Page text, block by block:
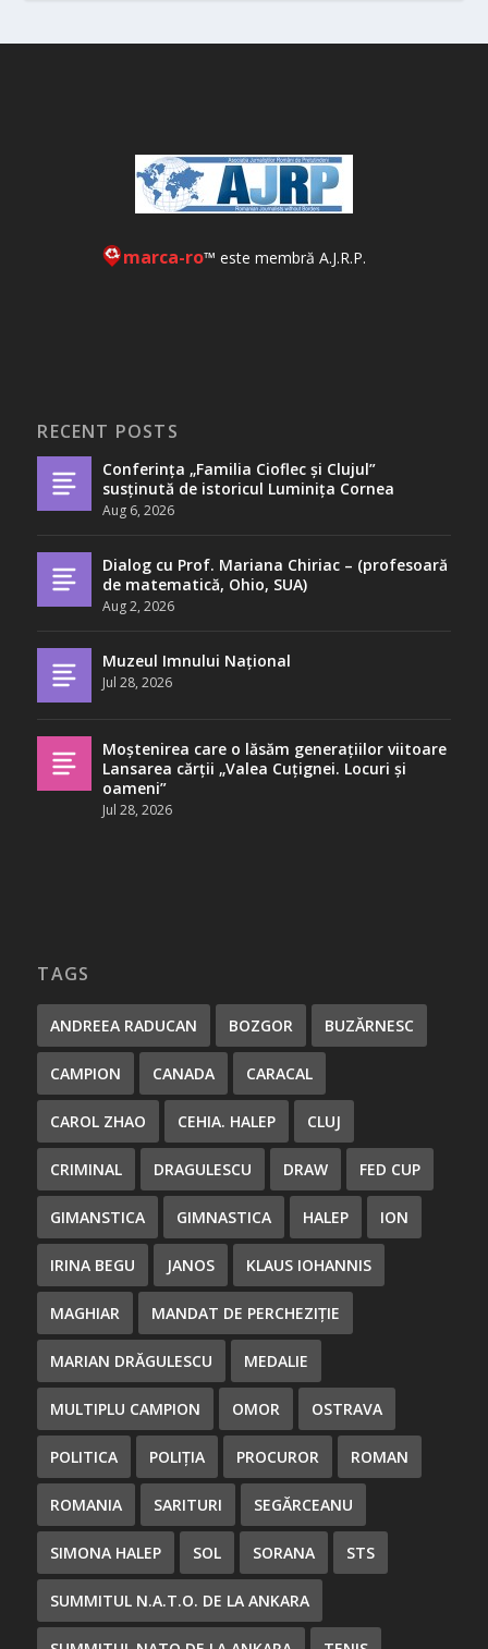
marca-ro™ este membră A.J.R.P.
RECENT POSTS
Conferința „Familia Cioflec și Clujul”
susținută de istoricul Luminița Cornea
Aug 6, 2026
Dialog cu Prof. Mariana Chiriac – (profesoară
de matematică, Ohio, SUA)
Aug 2, 2026
Muzeul Imnului Național
Jul 28, 2026
Moștenirea care o lăsăm generațiilor viitoare
Lansarea cărții „Valea Cuțignei. Locuri și
oameni”
Jul 28, 2026
TAGS
ANDREEA RADUCAN BOZGOR BUZĂRNESC
CAMPION CANADA CARACAL
CAROL ZHAO CEHIA. HALEP CLUJ
CRIMINAL DRAGULESCU DRAW FED CUP
GIMANSTICA GIMNASTICA HALEP ION
IRINA BEGU JANOS KLAUS IOHANNIS
MAGHIAR MANDAT DE PERCHEZIȚIE
MARIAN DRĂGULESCU MEDALIE
MULTIPLU CAMPION OMOR OSTRAVA
POLITICA POLIȚIA PROCUROR ROMAN
ROMANIA SARITURI SEGĂRCEANU
SIMONA HALEP SOL SORANA STS
SUMMITUL N.A.T.O. DE LA ANKARA